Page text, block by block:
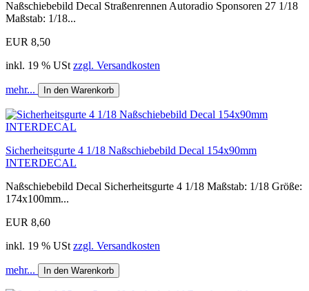
Naßschiebebild Decal Straßenrennen Autoradio Sponsoren 27 1/18
Maßstab: 1/18...
EUR 8,50
inkl. 19 % USt zzgl. Versandkosten
mehr... In den Warenkorb
Sicherheitsgurte 4 1/18 Naßschiebebild Decal 154x90mm
INTERDECAL
Naßschiebebild Decal Sicherheitsgurte 4 1/18 Maßstab: 1/18 Größe:
174x100mm...
EUR 8,60
inkl. 19 % USt zzgl. Versandkosten
mehr... In den Warenkorb